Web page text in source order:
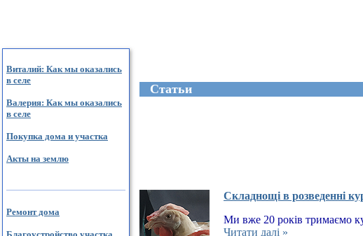
Виталий: Как мы оказались
в селе
Валерия: Как мы оказались
в селе
Покупка дома и участка
Акты на землю
Ремонт дома
Благоустройство участка
Cтатьи
Складнощі в розведенні
Ми вже 20 років тримаємо
Читати далі »